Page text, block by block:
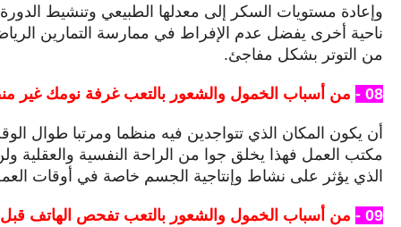
وإعادة مستويات السكر إلى معدلها الطبيعي وتنشيط
ناحية أخرى يفضل عدم الإفراط في ممارسة التمارين
من التوتر بشكل مفاجئ.
08 - من أسباب الخمول والشعور بالتعب غرفة نومك غير
أن يكون المكان الذي تتواجدين فيه منظما ومرتبا طوال
مكتب العمل فهذا يخلق جوا من الراحة النفسية والعقلية
الذي يؤثر على نشاط وإنتاجية الجسم خاصة في أوقات
09 - من أسباب الخمول والشعور بالتعب تفحص الهاتف قبل